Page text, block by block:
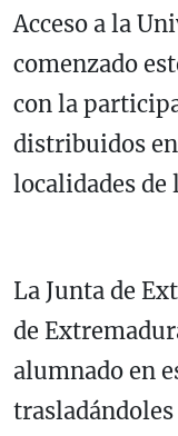
Acceso a la
comenzado
con la
distribuidos en
localidades de
La Junta de
de
alumnado en